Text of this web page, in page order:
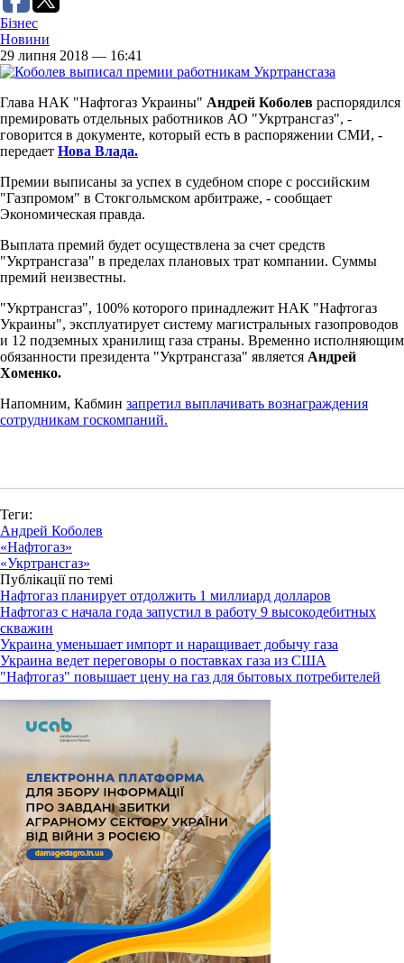
Бізнес
Новини
29 липня 2018 — 16:41
Глава НАК "Нафтогаз Украины" Андрей Коболев распорядился
премировать отдельных работников АО "Укртрансгаз", -
говорится в документе, который есть в распоряжении СМИ, -
передает Нова Влада.
Премии выписаны за успех в судебном споре с российским
"Газпромом" в Стокгольмском арбитраже, - сообщает
Экономическая правда.
Выплата премий будет осуществлена за счет средств
"Укртрансгаза" в пределах плановых трат компании. Суммы
премий неизвестны.
"Укртрансгаз", 100% которого принадлежит НАК "Нафтогаз
Украины", эксплуатирует систему магистральных газопроводов
и 12 подземных хранилищ газа страны. Временно исполняющим
обязанности президента "Укртрансгаза" является Андрей
Хоменко.
Напомним, Кабмин запретил выплачивать вознаграждения
сотрудникам госкомпаний.
Теги:
Андрей Коболев
«Нафтогаз»
«Укртрансгаз»
Публікації по темі
Нафтогаз планирует отдолжить 1 миллиард долларов
Нафтогаз с начала года запустил в работу 9 высокодебитных
скважин
Украина уменьшает импорт и наращивает добычу газа
Украина ведет переговоры о поставках газа из США
"Нафтогаз" повышает цену на газ для бытовых потребителей